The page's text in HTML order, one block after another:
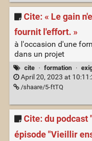
Cite: « Le gain
fournit l'effort. »
à l'occasion d'une
dans un projet
cite · formation ·
April 20, 2023 at
/shaare/5-ftTQ
Cite: du podcast
épisode "Vieillir